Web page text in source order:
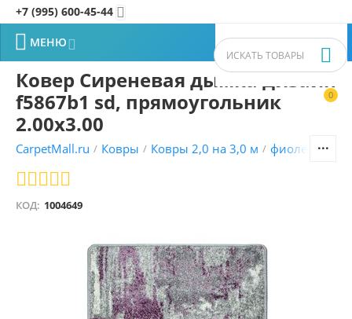
+7 (995) 600-45-44 
0


 МЕНЮ
Ковер Сиреневая дымка дизайн
f5867b1 sd, прямоугольник
2.00x3.00
CarpetMall.ru / Ковры / Ковры 2,0 на 3,0 м / фиолетовый
КОД: 1004649